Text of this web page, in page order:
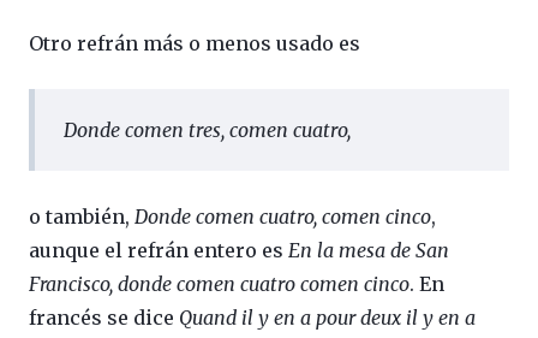
Otro refrán más o menos usado es
Donde comen tres, comen cuatro,
o también, Donde comen cuatro, comen cinco,
aunque el refrán entero es En la mesa de San
Francisco, donde comen cuatro comen cinco. En
francés se dice Quand il y en a pour deux il y en a